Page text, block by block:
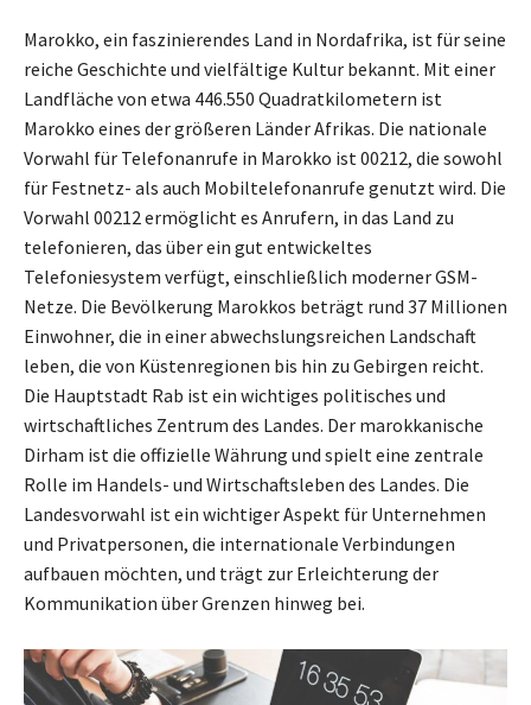
Marokko, ein faszinierendes Land in Nordafrika, ist für seine
reiche Geschichte und vielfältige Kultur bekannt. Mit einer
Landfläche von etwa 446.550 Quadratkilometern ist
Marokko eines der größeren Länder Afrikas. Die nationale
Vorwahl für Telefonanrufe in Marokko ist 00212, die sowohl
für Festnetz- als auch Mobiltelefonanrufe genutzt wird. Die
Vorwahl 00212 ermöglicht es Anrufern, in das Land zu
telefonieren, das über ein gut entwickeltes
Telefoniesystem verfügt, einschließlich moderner GSM-
Netze. Die Bevölkerung Marokkos beträgt rund 37 Millionen
Einwohner, die in einer abwechslungsreichen Landschaft
leben, die von Küstenregionen bis hin zu Gebirgen reicht.
Die Hauptstadt Rab ist ein wichtiges politisches und
wirtschaftliches Zentrum des Landes. Der marokkanische
Dirham ist die offizielle Währung und spielt eine zentrale
Rolle im Handels- und Wirtschaftsleben des Landes. Die
Landesvorwahl ist ein wichtiger Aspekt für Unternehmen
und Privatpersonen, die internationale Verbindungen
aufbauen möchten, und trägt zur Erleichterung der
Kommunikation über Grenzen hinweg bei.